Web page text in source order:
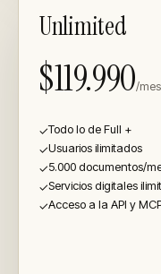
Unlimited
$119.990/mes
✓Todo lo de Full +
✓Usuarios ilimitados
✓5.000 documentos/
✓Servicios digitales
✓Acceso a la API y